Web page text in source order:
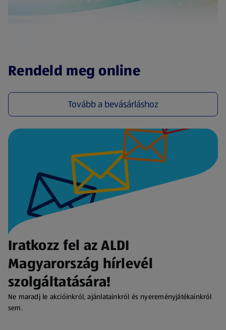
Rendeld meg online
Tovább a bevásárláshoz
(új oldalon nyílik meg)
Iratkozz fel az ALDI
Magyarország hírlevél
szolgáltatására!
Ne maradj le akcióinkról, ajánlatainkról és nyereményjátékainkról
sem.